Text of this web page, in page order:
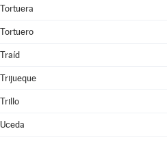
Tortuera
Tortuero
Traíd
Trijueque
Trillo
Uceda